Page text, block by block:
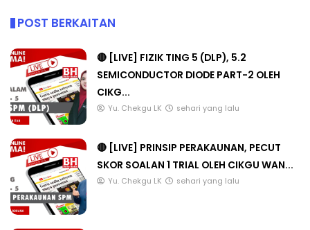
POST BERKAITAN
🔴 [LIVE] FIZIK TING 5 (DLP), 5.2
SEMICONDUCTOR DIODE PART-2 OLEH
CIKG...
Yu. Chekgu LK sehari yang lalu
🔴 [LIVE] PRINSIP PERAKAUNAN, PECUT
SKOR SOALAN 1 TRIAL OLEH CIKGU WAN...
Yu. Chekgu LK sehari yang lalu